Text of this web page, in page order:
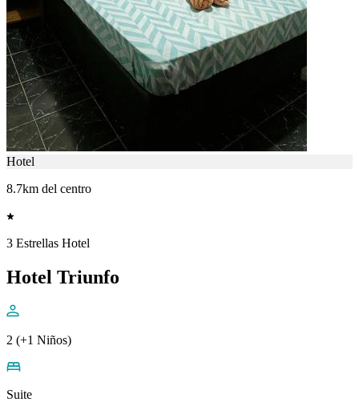
Hotel
8.7km del centro
3 Estrellas Hotel
Hotel Triunfo
2 (+1 Niños)
Suite